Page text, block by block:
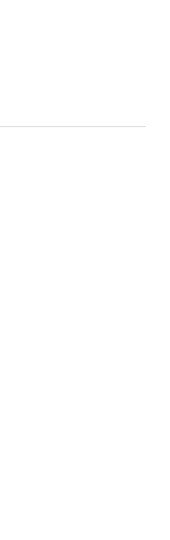
et les cascades
lunaires du volcan